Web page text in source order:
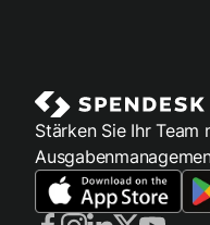
Stärken Sie Ihr